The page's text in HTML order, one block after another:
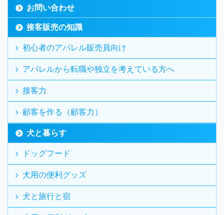
お問い合わせ
接客販売の知識
初心者のアパレル販売員向け
アパレルから転職や独立を考えている方へ
接客力
顧客を作る（顧客力）
犬と暮らす
ドッグフード
犬用の便利グッズ
犬と旅行と宿